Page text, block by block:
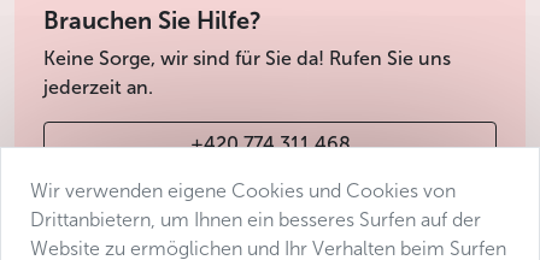
Brauchen Sie Hilfe?
Keine Sorge, wir sind für Sie da! Rufen Sie uns
jederzeit an.
+420 774 311 468
info@avantgarde-prague.cz
Wir verwenden eigene Cookies und Cookies von
Drittanbietern, um Ihnen ein besseres Surfen auf der
Website zu ermöglichen und Ihr Verhalten beim Surfen